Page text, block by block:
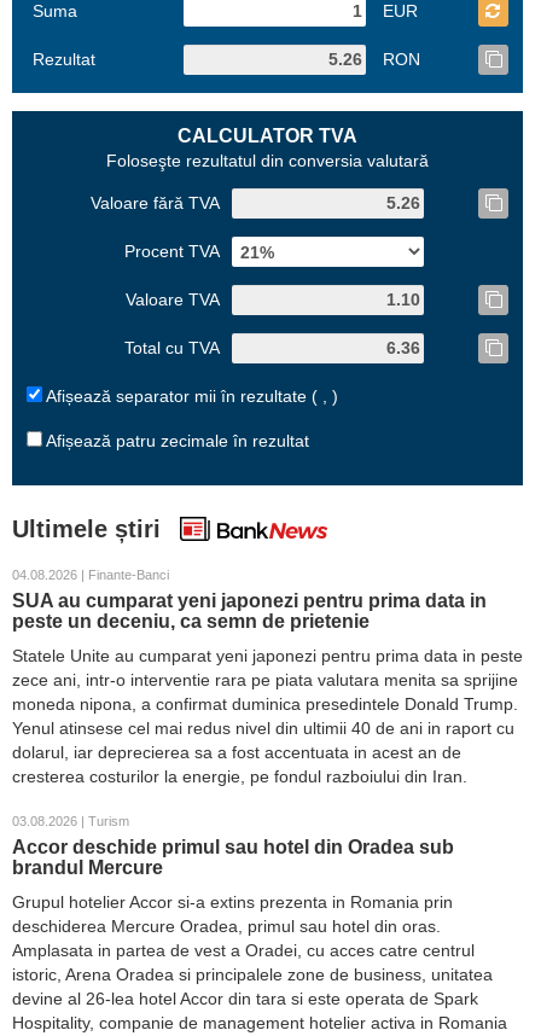
Suma EUR
Rezultat RON
CALCULATOR TVA
Foloseşte rezultatul din conversia valutară
Valoare fără TVA
Procent TVA
Valoare TVA
Total cu TVA
Afișează separator mii în rezultate ( , )
Afișează patru zecimale în rezultat
Ultimele știri
04.08.2026 | Finante-Banci
SUA au cumparat yeni japonezi pentru prima data in
peste un deceniu, ca semn de prietenie
Statele Unite au cumparat yeni japonezi pentru prima data in peste
zece ani, intr-o interventie rara pe piata valutara menita sa sprijine
moneda nipona, a confirmat duminica presedintele Donald Trump.
Yenul atinsese cel mai redus nivel din ultimii 40 de ani in raport cu
dolarul, iar deprecierea sa a fost accentuata in acest an de
cresterea costurilor la energie, pe fondul razboiului din Iran.
03.08.2026 | Turism
Accor deschide primul sau hotel din Oradea sub
brandul Mercure
Grupul hotelier Accor si-a extins prezenta in Romania prin
deschiderea Mercure Oradea, primul sau hotel din oras.
Amplasata in partea de vest a Oradei, cu acces catre centrul
istoric, Arena Oradea si principalele zone de business, unitatea
devine al 26-lea hotel Accor din tara si este operata de Spark
Hospitality, companie de management hotelier activa in Romania